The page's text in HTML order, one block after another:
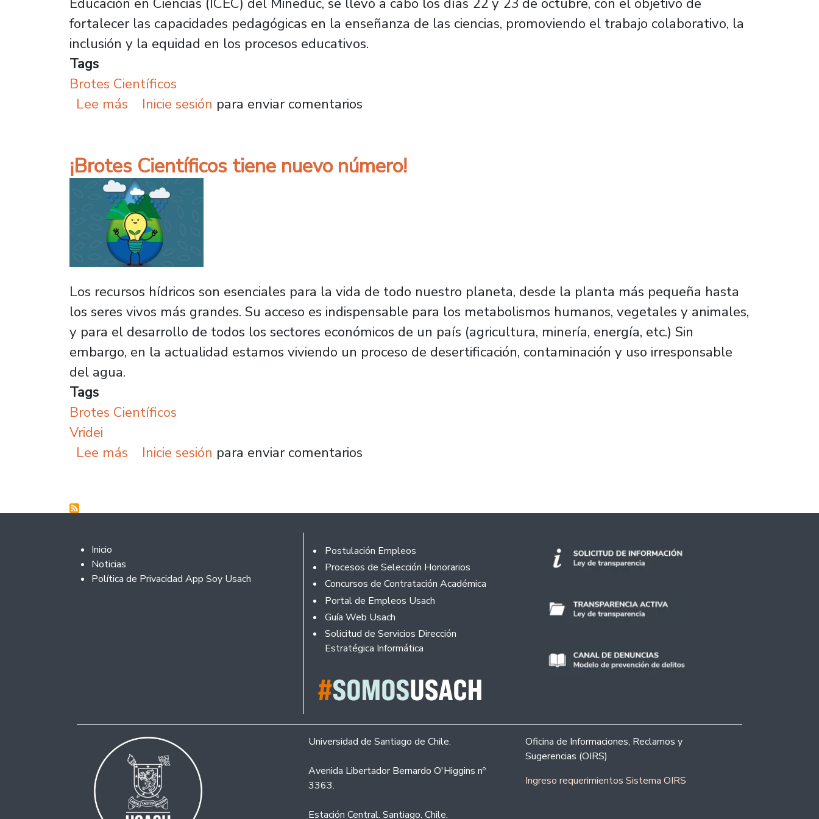
fortalecer las capacidades pedagógicas en la enseñanza de las ciencias, promoviendo el trabajo colaborativo, la
inclusión y la equidad en los procesos educativos.
Tags
Brotes Científicos
Lee más sobre Revista Brotes Científicos impulsa la investigación escolar en el XIV Congreso Nacional de Educación en
Inicie sesión para enviar comentarios
¡Brotes Científicos tiene nuevo número!
Los recursos hídricos son esenciales para la vida de todo nuestro planeta, desde la planta más pequeña hasta
los seres vivos más grandes. Su acceso es indispensable para los metabolismos humanos, vegetales y animales,
y para el desarrollo de todos los sectores económicos de un país (agricultura, minería, energía, etc.) Sin
embargo, en la actualidad estamos viviendo un proceso de desertificación, contaminación y uso irresponsable
del agua.
Tags
Brotes Científicos
Vridei
Lee más sobre ¡Brotes Científicos tiene nuevo número!
Inicie sesión para enviar comentarios
Footer 2
Inicio
Noticias
Política de Privacidad App Soy Usach
Footer
Postulación Empleos
Procesos de Selección Honorarios
Concursos de Contratación Académica
Portal de Empleos Usach
Guía Web Usach
Solicitud de Servicios Dirección
Estratégica Informática
Universidad de Santiago de Chile.
Avenida Libertador Bernardo O'Higgins nº
3363.
Estación Central. Santiago. Chile.
Oficina de Informaciones, Reclamos y
Sugerencias (OIRS)
Ingreso requerimientos Sistema OIRS